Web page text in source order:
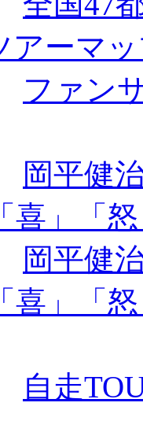
アーマ
ファン
岡平健
喜」「
岡平健
喜」「
自走